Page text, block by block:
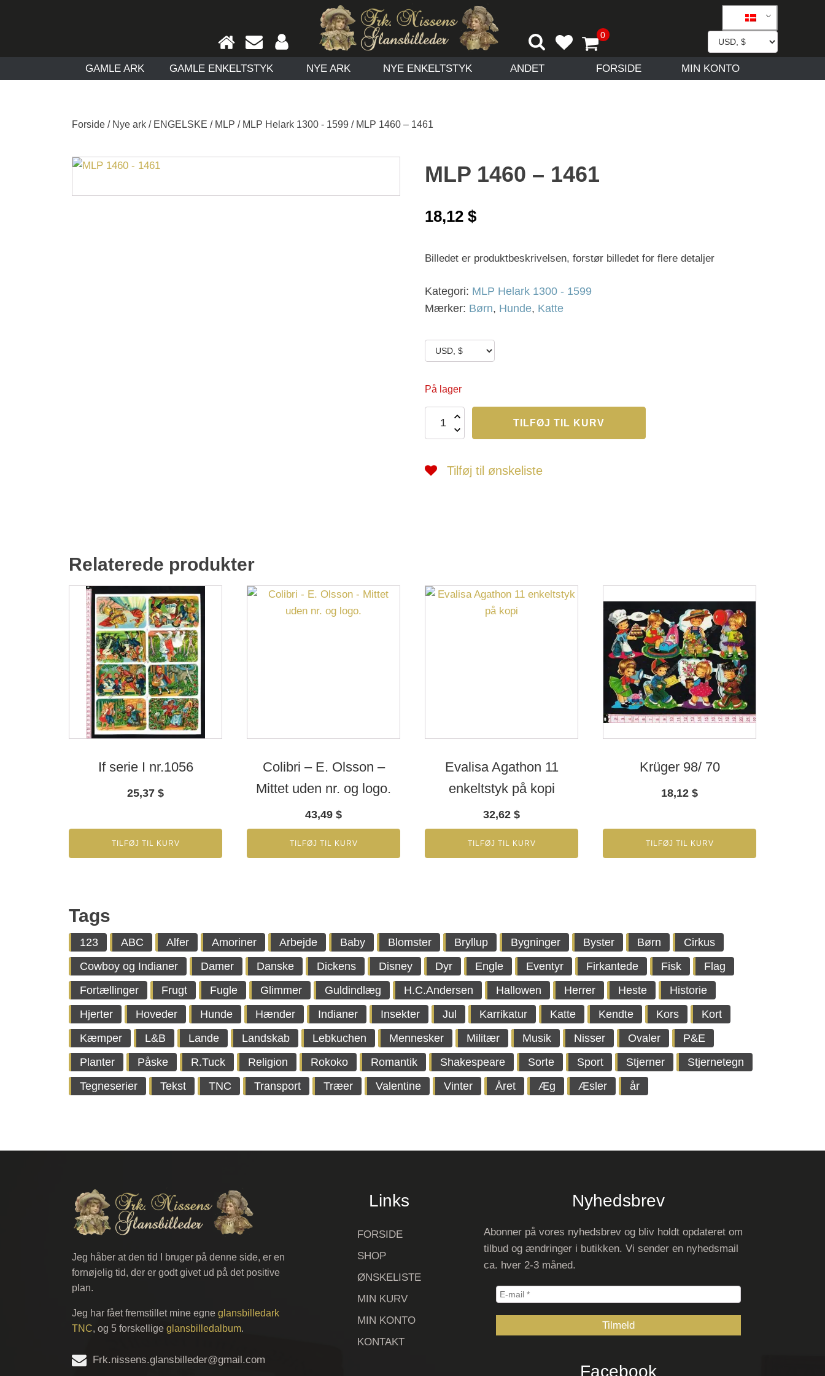
GAMLE ARK GAMLE ENKELTSTYK NYE ARK NYE ENKELTSTYK ANDET FORSIDE MIN KONTO
Forside / Nye ark / ENGELSKE / MLP / MLP Helark 1300 - 1599 / MLP 1460 – 1461
MLP 1460 – 1461
18,12 $
Billedet er produktbeskrivelsen, forstør billedet for flere detaljer
Kategori: MLP Helark 1300 - 1599
Mærker: Børn, Hunde, Katte
På lager
1460
-
antal
TILFØJ TIL KURV
Tilføj til ønskeliste
Relaterede produkter
If serie I nr.1056
25,37 $
TILFØJ TIL KURV
Colibri – E. Olsson –
Mittet uden nr. og logo.
43,49 $
TILFØJ TIL KURV
Evalisa Agathon 11
enkeltstyk på kopi
32,62 $
TILFØJ TIL KURV
Krüger 98/ 70
18,12 $
TILFØJ TIL KURV
Tags
123 ABC Alfer Amoriner Arbejde Baby Blomster Bryllup Bygninger Byster Børn
Cirkus
Cowboy og Indianer
Damer Danske Dickens Disney Dyr Engle Eventyr Firkantede Fisk
Flag
Fortællinger
Frugt Fugle Glimmer Guldindlæg H.C.Andersen Hallowen Herrer Heste
Historie
Hjerter
Hoveder Hunde Hænder Indianer Insekter Jul Karrikatur Katte Kendte Kors
Kort
Kæmper
L&B Lande Landskab Lebkuchen Mennesker Militær Musik Nisser Ovaler
P&E
Planter
Påske R.Tuck Religion Rokoko Romantik Shakespeare Sorte Sport Stjerner
Stjernetegn
Tegneserier
Tekst TNC Transport Træer Valentine Vinter Året Æg Æsler år
Jeg håber at den tid I bruger på denne side, er en
fornøjelig tid, der er godt givet ud på det positive
plan.
Jeg har fået fremstillet mine egne glansbilledark
TNC, og 5 forskellige glansbilledalbum.
Frk.nissens.glansbilleder@gmail.com
Links
FORSIDE
SHOP
ØNSKELISTE
MIN KURV
MIN KONTO
KONTAKT
Nyhedsbrev
Abonner på vores nyhedsbrev og bliv holdt opdateret om
tilbud og ændringer i butikken. Vi sender en nyhedsmail
ca. hver 2-3 måned.
E-
Facebook